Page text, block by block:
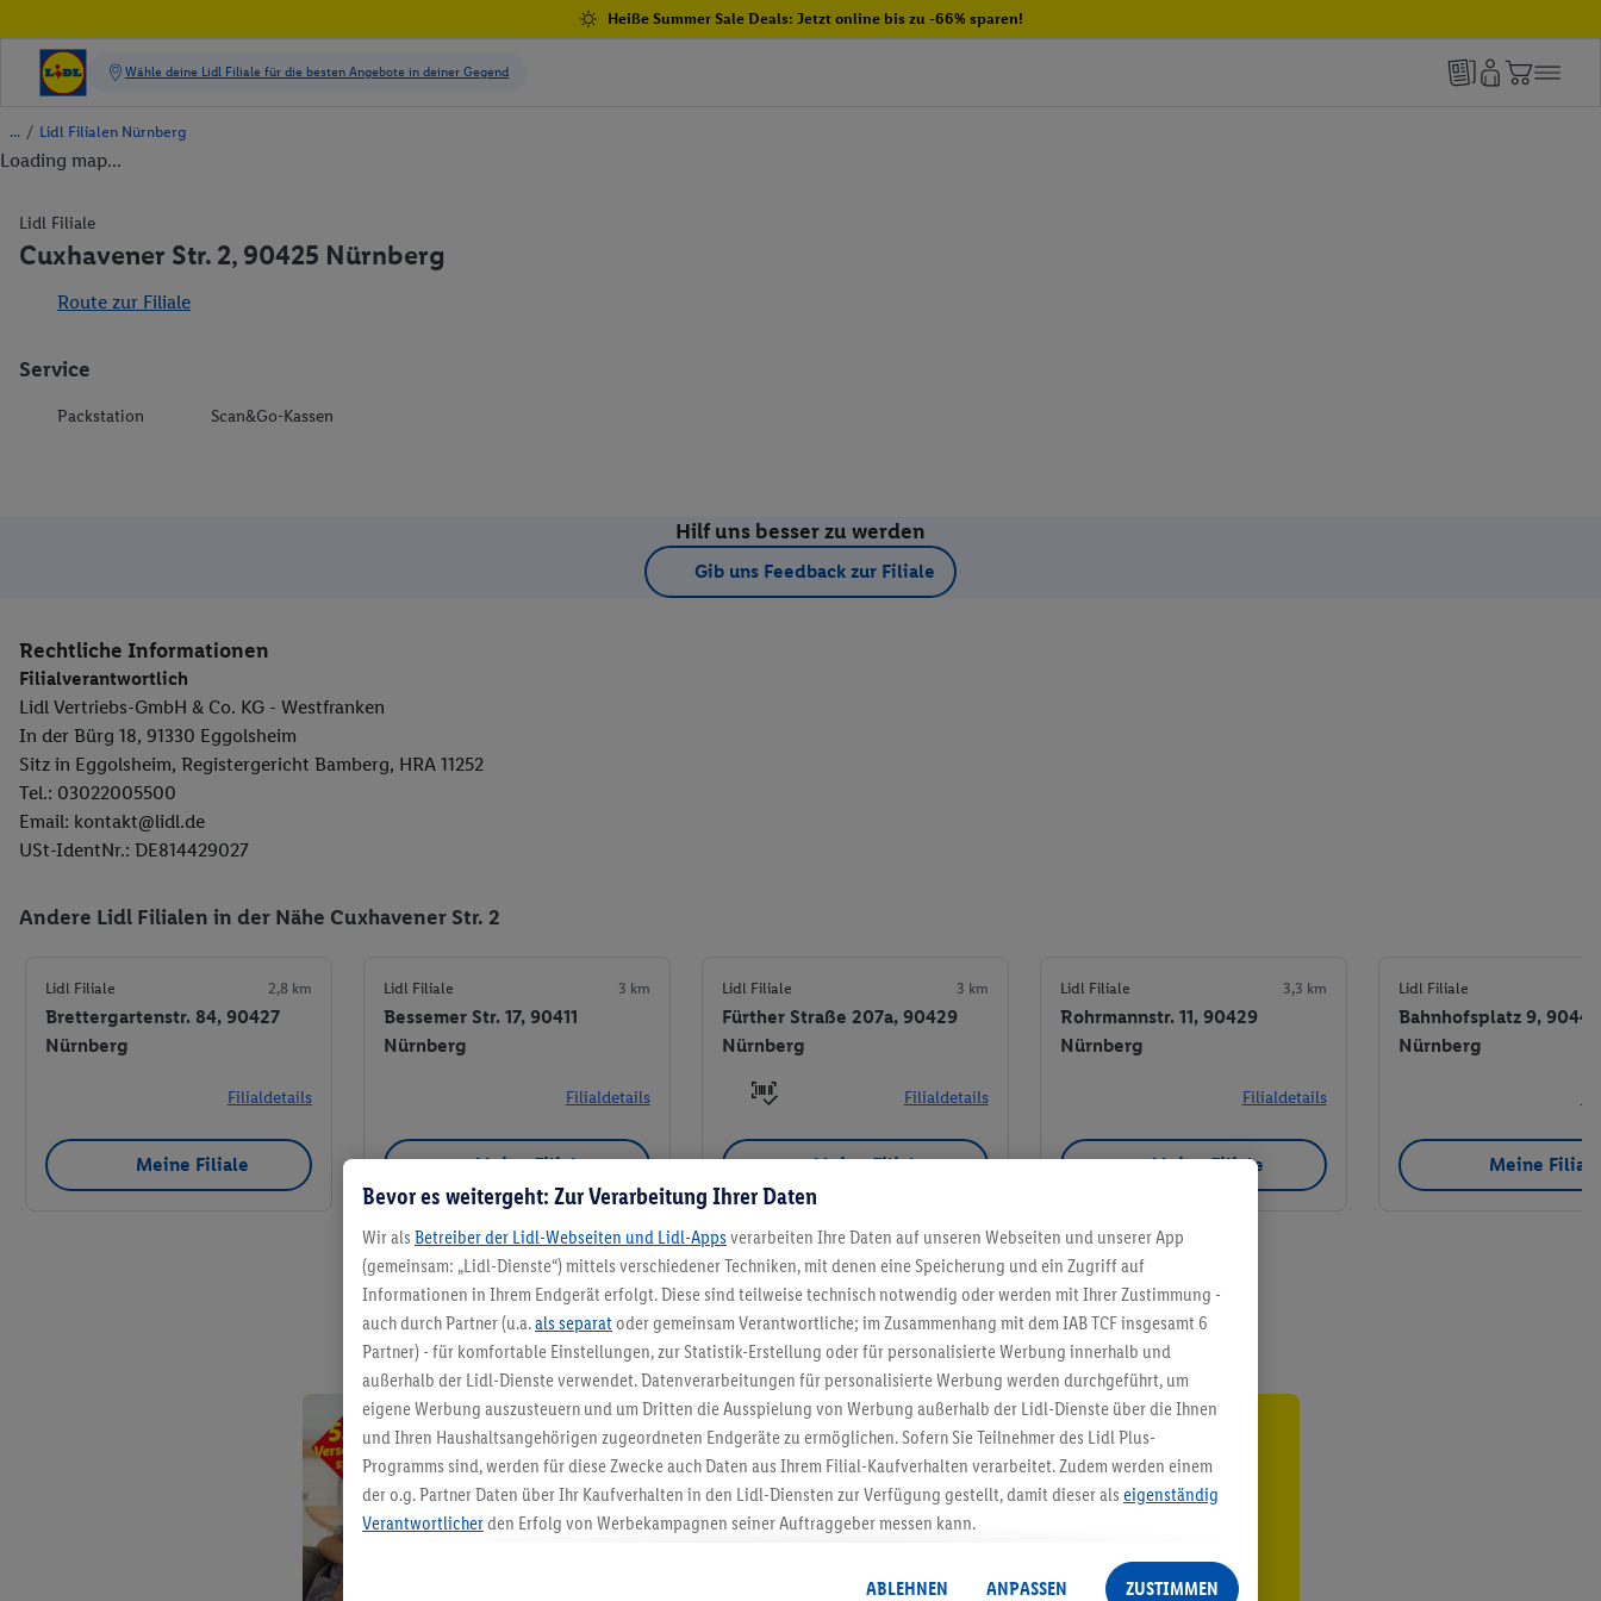
Heiße Summer Sale Deals: Jetzt online bis zu -66% sparen!
/ Lidl Filialen Nürnberg
Loading map...
Lidl Filiale
Cuxhavener Str. 2, 90425 Nürnberg
Route zur Filiale
Service
Packstation Scan&Go-Kassen
Hilf uns besser zu werden
Gib uns Feedback zur Filiale
Rechtliche Informationen
Filialverantwortlich
Lidl Vertriebs-GmbH & Co. KG - Westfranken
In der Bürg 18, 91330 Eggolsheim
Sitz in Eggolsheim, Registergericht Bamberg, HRA 11252
Tel.: 03022005500
Email: kontakt@lidl.de
USt-IdentNr.: DE814429027
Andere Lidl Filialen in der Nähe Cuxhavener Str. 2
Lidl Filiale 2,8 km
Brettergartenstr. 84, 90427
Nürnberg
Filialdetails
Meine Filiale
Lidl Filiale 3 km
Bessemer Str. 17, 90411
Nürnberg
Filialdetails
Meine Filiale
Lidl Filiale 3 km
Fürther Straße 207a, 90429
Nürnberg
Filialdetails
Meine Filiale
Lidl Filiale 3,3 km
Rohrmannstr. 11, 90429
Nürnberg
Filialdetails
Meine Filiale
Lidl Filiale
Bahnhofsplatz 9, 90443
Nürnberg
Meine
Meine Filiale
5.95 € Versand sparen³²ᵃ
Jetzt zum Newsletter anmelden
Bevor es weitergeht: Zur Verarbeitung Ihrer Daten
Wir als Betreiber der Lidl-Webseiten und Lidl-Apps verarbeiten Ihre Daten auf unseren Webseiten und unserer App
(gemeinsam: „Lidl-Dienste“) mittels verschiedener Techniken, mit denen eine Speicherung und ein Zugriff auf
Informationen in Ihrem Endgerät erfolgt. Diese sind teilweise technisch notwendig oder werden mit Ihrer Zustimmung -
auch durch Partner (u.a.als separat oder gemeinsam Verantwortliche; im Zusammenhang mit dem IAB TCF insgesamt 6
Partner) - für komfortable Einstellungen, zur Statistik-Erstellung oder für personalisierte Werbung innerhalb und
außerhalb der Lidl-Dienste verwendet. Datenverarbeitungen für personalisierte Werbung werden durchgeführt, um
eigene Werbung auszusteuern und um Dritten die Ausspielung von Werbung außerhalb der Lidl-Dienste über die Ihnen
und Ihren Haushaltsangehörigen zugeordneten Endgeräte zu ermöglichen. Sofern Sie Teilnehmer des Lidl Plus-
Programms sind, werden für diese Zwecke auch Daten aus Ihrem Filial-Kaufverhalten verarbeitet. Zudem werden einem
der o.g. Partner Daten über Ihr Kaufverhalten in den Lidl-Diensten zur Verfügung gestellt, damit dieser als eigenständig
Verantwortlicherden Erfolg von Werbekampagnen seiner Auftraggeber messen kann.
angereicherten Profilen. Dies umfasst die Zusammenführung von Daten (z.B. über Ihre Nutzung der Lidl-Dienste, Ihr
ABLEHNEN ANPASSEN ZUSTIMMEN